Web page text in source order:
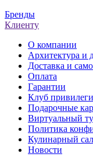
Бренды
Клиенту
О компании
Архитектура и
Доставка и
Оплата
Гарантии
Клуб
Подарочные
Виртуальный
Политика
Кулинарный
Новости